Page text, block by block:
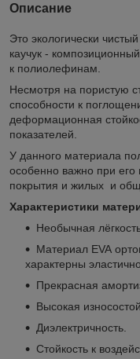
Описание
Это экологически
каучук -
к полиолефинам.
Несмотря на пористую
способности к
деформационная
показателей.
У данного материала
особенно важно при его
покрытия и жилых и
Характеристики
Необычная
Материал EVA
характерны
Прекрасная
Высокая
Диэлектричность.
Стойкость к